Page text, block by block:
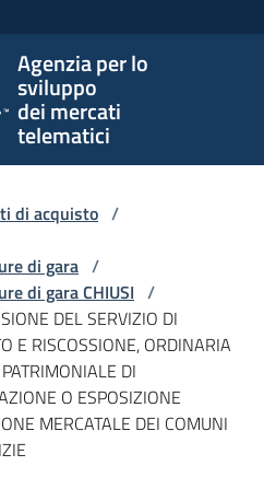
Agenzia per lo
sviluppo
dei mercati
telematici
di acquisto /
di gara /
di gara CHIUSI /
DEL SERVIZIO DI
E RISCOSSIONE, ORDINARIA
DI
O ESPOSIZIONE
MERCATALE DEI COMUNI